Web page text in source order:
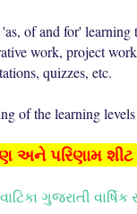
'as, of and for'
work, project
quizzes, etc.
of the learning
અને પરિણામ
ગુજરાતી વાર્ષિક